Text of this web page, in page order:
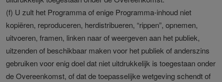
(f) U zult het Programma of enige Programma-inhoud niet
kopiëren, reproduceren, herdistribueren, “rippen”, opnemen,
uitvoeren, framen, linken naar of weergeven aan het publiek,
uitzenden of beschikbaar maken voor het publiek of anderszins
gebruiken voor enig doel dat niet uitdrukkelijk is toegestaan onder
de Overeenkomst, of dat de toepasselijke wetgeving schendt of